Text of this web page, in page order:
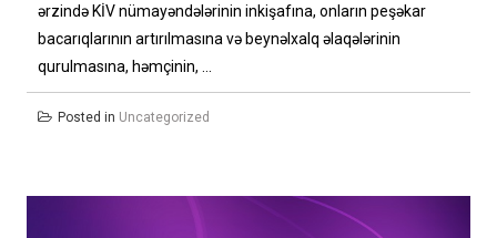
ərzində KİV nümayəndələrinin inkişafına, onların peşəkar
bacarıqlarının artırılmasına və beynəlxalq əlaqələrinin
qurulmasına, həmçinin, ...
Posted in Uncategorized